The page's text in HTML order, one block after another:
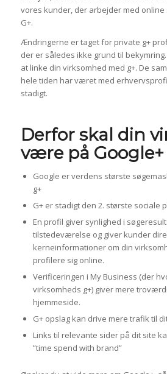
vores kunder, der arbejder med
G+.
Ændringerne er taget for private g+
der er således ikke grund til
at linke din virksomhed med g+. De
hele tiden har været med
stadigt.
Derfor skal din
være på Google+
Google er verdens største
g+
G+ er stadigt den 2. største sociale
En profil giver synlighed i
tilstedeværelse og giver kunder
kerneinformationer om din
profilere sig online.
Verificeringen i My Business (der
virksomheds g+) giver mere
hjemmeside.
G+ opslag kan drive mere trafik til
Links til relevante sider på dit site
”time spend with brand”